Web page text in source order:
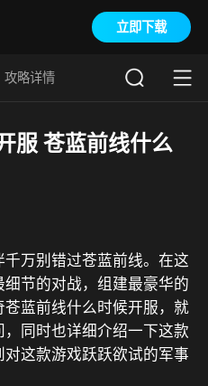
立即下载
攻略详情
服 苍蓝前线什么
万别错过苍蓝前线。在这
节的对战，组建最豪华的
蓝前线什么时候开服，就
同时也详细介绍一下这款
这款游戏跃跃欲试的军事